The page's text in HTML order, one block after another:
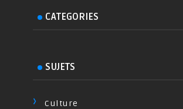
CATEGORIES
SUJETS
Culture